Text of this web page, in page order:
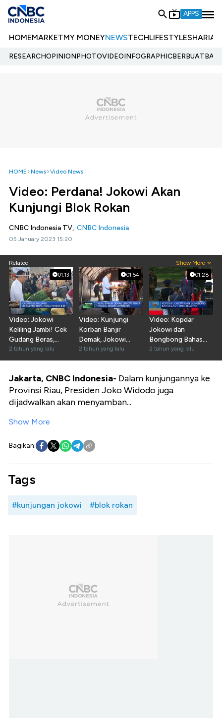
APPS
HOMEMARKETMY MONEYNEWSTECHLIFESTYLESHARIA
RESEARCHOPINIONPHOTOVIDEOINFOGRAPHIC
HOME News Video News
Video: Perdana! Jokowi Akan
Kunjungi Blok Rokan
CNBC Indonesia TV, CNBC Indonesia
05 January 2023 15:20
Related Show More
01:13
Video: Jokowi
Keliling Jambi! Cek
Gudang Beras,
Harga Pangan & RS
2 tahun yang lalu
01:54
Video: Kunjungi
Korban Banjir
Demak, Jokowi
Berjanji Perbaiki
Tanggul
2 tahun yang lalu
01:28
Video: Kopdar
Jokowi dan
Bongbong Bahas
Laut China Selatan
2 tahun yang lalu
Jakarta, CNBC Indonesia- Dalam kunjungannya ke
Provinsi Riau, Presiden Joko Widodo juga
dijadwalkan akan menyamban...
Show More
Bagikan:
Tags
#kunjungan jokowi #blok rokan